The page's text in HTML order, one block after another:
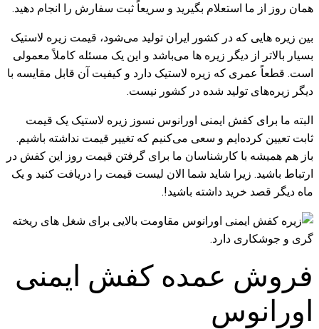
همان روز از ما استعلام بگیرید و سریعاً ثبت سفارش را انجام دهید.
بین زیره‌ هایی که در کشور ایران تولید می‌شود، قیمت زیره لاستیک
بسیار بالاتر از دیگر زیر‌ه ها می‌باشد و این یک مسئله کاملاً معمولی
است. قطعاً عمری که زیره لاستیک دارد و کیفیت آن قابل مقایسه با
دیگر زیره‌های تولید شده در کشور نیست.
البته ما برای کفش ایمنی اورانوس نسوز زیره لاستیک یک قیمت
ثابت تعیین کرده‌ایم و سعی می‌کنیم که تغییر قیمت نداشته باشیم.
باز هم همیشه با کارشناسان ما برای گرفتن قیمت روز این کفش در
ارتباط باشید. زیرا شاید شما الان لیست قیمت را دریافت کنید و یک
ماه دیگر قصد خرید داشته باشید!.
فروش عمده کفش ایمنی
اورانوس